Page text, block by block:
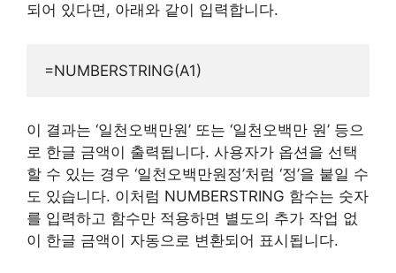
되어 있다면, 아래와 같이 입력합니다.
이 결과는 ‘일천오백만원’ 또는 ‘일천오백만 원’ 등으
로 한글 금액이 출력됩니다. 사용자가 옵션을 선택
할 수 있는 경우 ‘일천오백만원정’처럼 ‘정’을 붙일 수
도 있습니다. 이처럼 NUMBERSTRING 함수는 숫자
를 입력하고 함수만 적용하면 별도의 추가 작업 없
이 한글 금액이 자동으로 변환되어 표시됩니다.